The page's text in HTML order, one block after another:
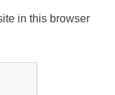
in this browser